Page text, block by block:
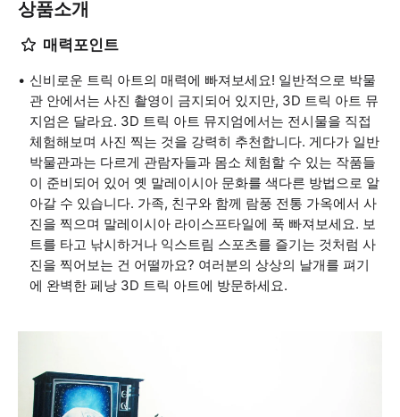
상품소개
매력포인트
신비로운 트릭 아트의 매력에 빠져보세요! 일반적으로 박물
관 안에서는 사진 촬영이 금지되어 있지만, 3D 트릭 아트 뮤
지엄은 달라요. 3D 트릭 아트 뮤지엄에서는 전시물을 직접
체험해보며 사진 찍는 것을 강력히 추천합니다. 게다가 일반
박물관과는 다르게 관람자들과 몸소 체험할 수 있는 작품들
이 준비되어 있어 옛 말레이시아 문화를 색다른 방법으로 알
아갈 수 있습니다. 가족, 친구와 함께 람풍 전통 가옥에서 사
진을 찍으며 말레이시아 라이스프타일에 푹 빠져보세요. 보
트를 타고 낚시하거나 익스트림 스포츠를 즐기는 것처럼 사
진을 찍어보는 건 어떨까요? 여러분의 상상의 날개를 펴기
에 완벽한 페낭 3D 트릭 아트에 방문하세요.